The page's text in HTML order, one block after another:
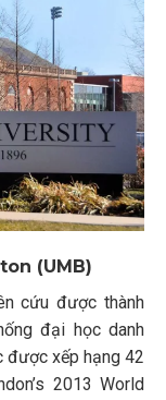
(UMB)
cứu được thành
đại học danh
được xếp hạng 42
2013 World